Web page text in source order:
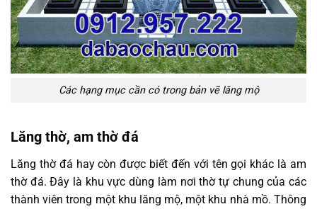
Các hạng mục cần có trong bản vẽ lăng mộ
Lăng thờ, am thờ đá
Lăng thờ đá hay còn được biết đến với tên gọi khác là am
thờ đá. Đây là khu vực dùng làm nơi thờ tự chung của các
thành viên trong một khu lăng mộ, một khu nhà mồ. Thông